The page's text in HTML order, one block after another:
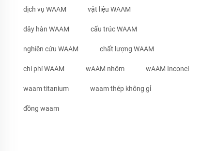
dịch vụ WAAM vật liệu WAAM
dây hàn WAAM cấu trúc WAAM
nghiên cứu WAAM chất lượng WAAM
chi phí WAAM wAAM nhôm wAAM Inconel
waam titanium waam thép không gỉ
đồng waam